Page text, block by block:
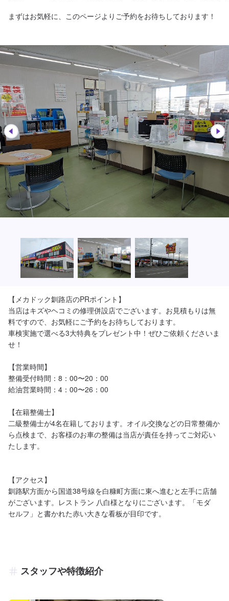
まずはお気軽に、このページよりご予約をお待ちしております！
【メカドック釧路店のPRポイント】
当店はキズやヘコミの修理併設店でございます。お見積もりは無
料ですので、お気軽にご予約をお待ちしております。
車検実施で選べる3大特典をプレゼント中！ぜひご依頼くださいま
せ！
【営業時間】
整備受付時間：8：00〜20：00
給油営業時間：4：00〜26：00
【在籍整備士】
二級整備士が4名在籍しております。オイル交換などの日常整備か
ら点検まで、お客様のお車の整備は当店が責任を持ってご対応い
たします。
【アクセス】
釧路駅方面から国道38号線を白糠町方面に東へ進むと左手に店舗
がございます。レストラン 八白様となりにございます。「モダ
セルフ」と書かれた赤い大きな看板が目印です。
スタッフや特徴紹介